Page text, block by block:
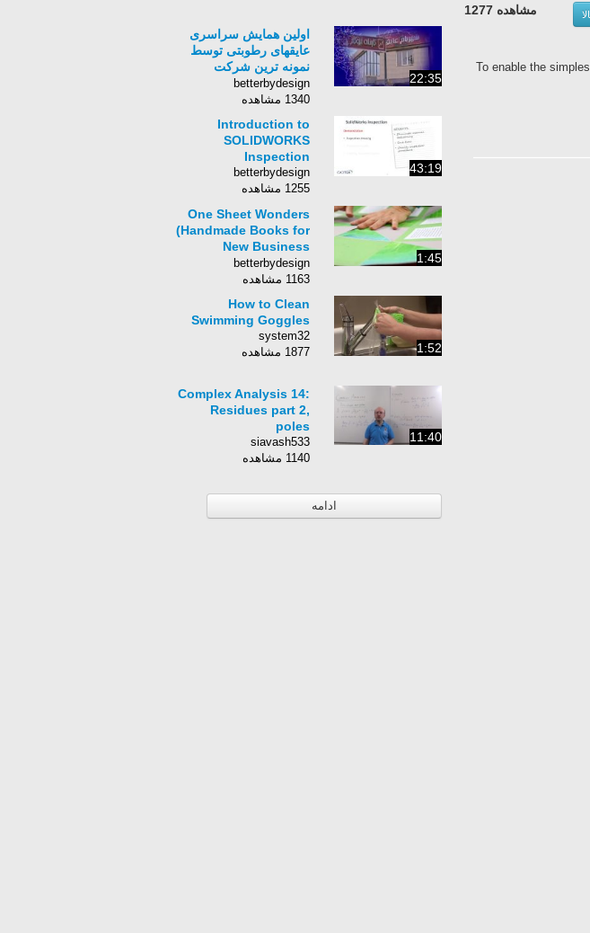
مشاهده 1277
To enable the
22:35
اولین همایش سراسری
عایقهای رطوبتی توسط
نمونه ترین شرکت
ایزوگام شهربام
عایق(سال 1387)
betterbydesign
1340 مشاهده
43:19
Introduction to
SOLIDWORKS
Inspection
betterbydesign
1255 مشاهده
1:45
One Sheet Wonders
(Handmade Books for
New Business
Presentations) Paper
&amp; Pixel
betterbydesign
1163 مشاهده
1:52
How to Clean
Swimming Goggles
system32
1877 مشاهده
11:40
Complex Analysis 14:
Residues part 2,
poles
siavash533
1140 مشاهده
ادامه